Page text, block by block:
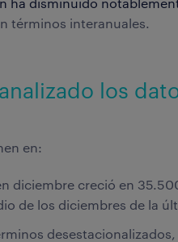
términos interanuales.
los
en:
diciembre creció en
de los diciembres de la